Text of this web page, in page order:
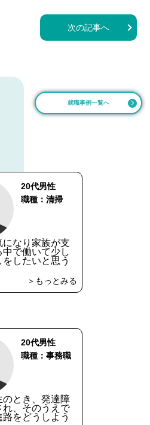
次の記事へ
就職事例一覧へ
20代男性
職種：清掃
になり家族が支
中で働いて少し
したいと思う
＞もっとみる
20代男性
職種：事務職
のとき、発達障
れ、そのうえで
をどうしよう